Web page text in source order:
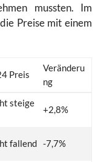
mussten. Im
Preise mit einem
Preis
Veränderu
ng
steige
+2,8%
fallend -7,7%